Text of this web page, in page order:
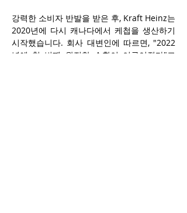
강력한 소비자 반발을 받은 후, Kraft Heinz는
2020년에 다시 캐나다에서 케첩을 생산하기
시작했습니다. 회사 대변인에 따르면, "2022
년에 첫 번째 완전한 수확이 이루어졌다"고